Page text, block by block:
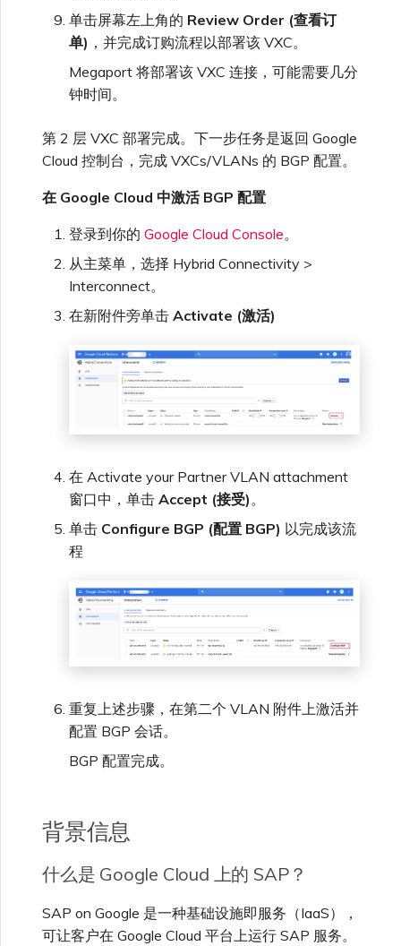
单击屏幕左上角的 Review Order (查看订
单) ，并完成订购流程以部署该 VXC。
Megaport 将部署该 VXC 连接，可能需要几分
钟时间。
第 2 层 VXC 部署完成。下一步任务是返回 Google
Cloud 控制台，完成 VXCs/VLANs 的 BGP 配置。
在 Google Cloud 中激活 BGP 配置
登录到你的 Google Cloud Console。
从主菜单，选择 Hybrid Connectivity >
Interconnect。
在新附件旁单击 Activate (激活)
在 Activate your Partner VLAN attachment
窗口中，单击 Accept (接受)。
单击 Configure BGP (配置 BGP) 以完成该流
程
重复上述步骤，在第二个 VLAN 附件上激活并
配置 BGP 会话。
BGP 配置完成。
背景信息
什么是 Google Cloud 上的 SAP？
SAP on Google 是一种基础设施即服务（IaaS），
可让客户在 Google Cloud 平台上运行 SAP 服务。